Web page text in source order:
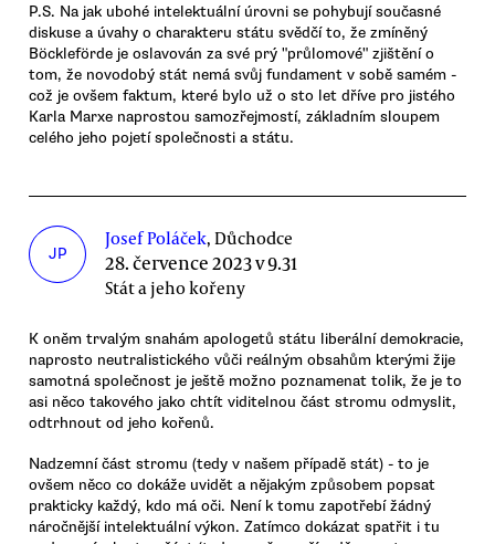
P.S. Na jak ubohé intelektuální úrovni se pohybují současné
diskuse a úvahy o charakteru státu svědčí to, že zmíněný
Böckleförde je oslavován za své prý "průlomové" zjištění o
tom, že novodobý stát nemá svůj fundament v sobě samém -
což je ovšem faktum, které bylo už o sto let dříve pro jistého
Karla Marxe naprostou samozřejmostí, základním sloupem
celého jeho pojetí společnosti a státu.
JP
Josef Poláček, Důchodce
28. července 2023 v 9.31
Stát a jeho kořeny
K oněm trvalým snahám apologetů státu liberální demokracie,
naprosto neutralistického vůči reálným obsahům kterými žije
samotná společnost je ještě možno poznamenat tolik, že je to
asi něco takového jako chtít viditelnou část stromu odmyslit,
odtrhnout od jeho kořenů.
Nadzemní část stromu (tedy v našem případě stát) - to je
ovšem něco co dokáže uvidět a nějakým způsobem popsat
prakticky každý, kdo má oči. Není k tomu zapotřebí žádný
náročnější intelektuální výkon. Zatímco dokázat spatřit i tu